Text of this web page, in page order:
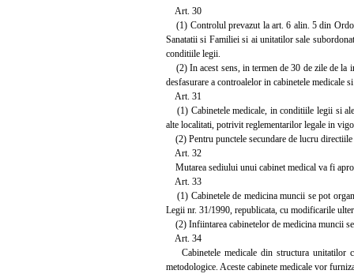
Art. 30
(1) Controlul prevazut la art. 6 alin. 5 din
Sanatatii si Familiei si ai unitatilor sale
conditiile legii.
(2) In acest sens, in termen de 30 de zile de la
desfasurare a controalelor in cabinetele medicale
Art. 31
(1) Cabinetele medicale, in conditiile legii si
alte localitati, potrivit reglementarilor legale in
(2) Pentru punctele secundare de lucru
Art. 32
Mutarea sediului unui cabinet medical va fi
Art. 33
(1) Cabinetele de medicina muncii se pot
Legii nr. 31/1990, republicata, cu modificarile
(2) Infiintarea cabinetelor de medicina muncii
Art. 34
Cabinetele medicale din structura unitatilor
metodologice. Aceste cabinete medicale vor